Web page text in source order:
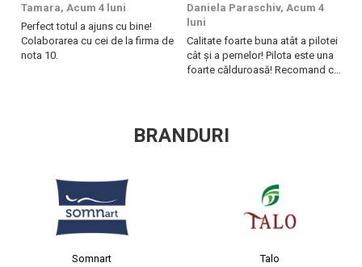
Tamara, Acum 4 luni
Perfect totul a ajuns cu bine!
Colaborarea cu cei de la firma de
nota 10.
Daniela Paraschiv, Acum 4
luni
Calitate foarte buna atât a pilotei
cât și a pernelor! Pilota este una
foarte călduroasă! Recomand cu
BRANDURI